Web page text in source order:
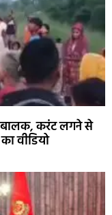
बालक, करंट लगने से
वीडियो